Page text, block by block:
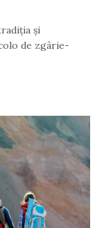
și
de zgârie-